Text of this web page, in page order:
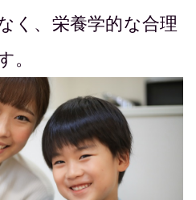
く、栄養学的な合理
。